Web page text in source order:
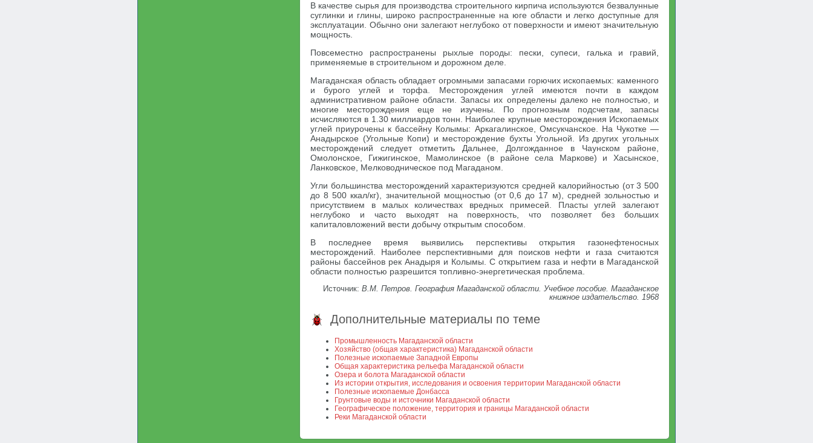
В качестве сырья для производства строительного кирпича используются безвалунные
суглинки и глины, широко распространенные на юге области и легко доступные для
эксплуатации. Обычно они залегают неглубоко от поверхности и имеют значительную
мощность.
Повсеместно распространены рыхлые породы: пески, супеси, галька и гравий,
применяемые в строительном и дорожном деле.
Магаданская область обладает огромными запасами горючих ископаемых: каменного
и бурого углей и торфа. Месторождения углей имеются почти в каждом
административном районе области. Запасы их определены далеко не полностью, и
многие месторождения еще не изучены. По прогнозным подсчетам, запасы
исчисляются в 1.30 миллиардов тонн. Наиболее крупные месторождения Ископаемых
углей приурочены к бассейну Колымы: Аркагалинское, Омсукчанское. На Чукотке —
Анадырское (Угольные Копи) и месторождение бухты Угольной. Из других угольных
месторождений следует отметить Дальнее, Долгожданное в Чаунском районе,
Омолонское, Гижигинское, Мамолинское (в районе села Маркове) и Хасынское,
Ланковское, Мелководническое под Магаданом.
Угли большинства месторождений характеризуются средней калорийностью (от 3 500
до 8 500 ккал/кг), значительной мощностью (от 0,6 до 17 м), средней зольностью и
присутствием в малых количествах вредных примесей. Пласты углей залегают
неглубоко и часто выходят на поверхность, что позволяет без больших
капиталовложений вести добычу открытым способом.
В последнее время выявились перспективы открытия газонефтеносных
месторождений. Наиболее перспективными для поисков нефти и газа считаются
районы бассейнов рек Анадыря и Колымы. С открытием газа и нефти в Магаданской
области полностью разрешится топливно-энергетическая проблема.
Источник: В.М. Петров. География Магаданской области. Учебное пособие. Магаданское
книжное издательство. 1968
Дополнительные материалы по теме
Промышленность Магаданской области
Хозяйство (общая характеристика) Магаданской области
Полезные ископаемые Западной Европы
Общая характеристика рельефа Магаданской области
Озера и болота Магаданской области
Из истории открытия, исследования и освоения территории Магаданской области
Полезные ископаемые Донбасса
Грунтовые воды и источники Магаданской области
Географическое положение, территория и границы Магаданской области
Реки Магаданской области